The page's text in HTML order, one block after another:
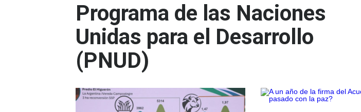
Programa de las Naciones
Unidas para el Desarrollo
(PNUD)